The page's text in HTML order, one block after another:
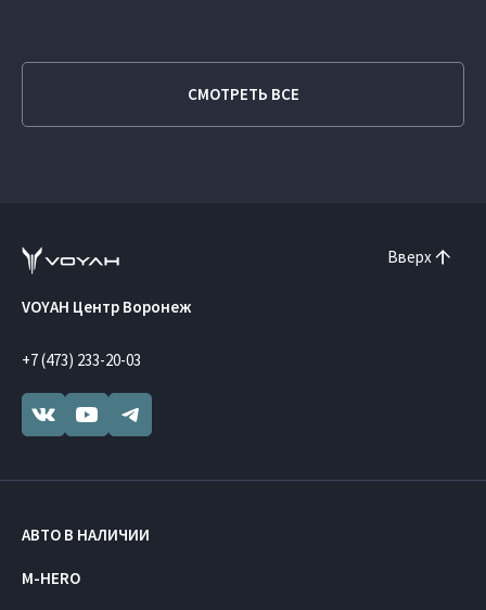
СМОТРЕТЬ ВСЕ
Вверх
VOYAH Центр Воронеж
+7 (473) 233-20-03
АВТО В НАЛИЧИИ
M-HERO